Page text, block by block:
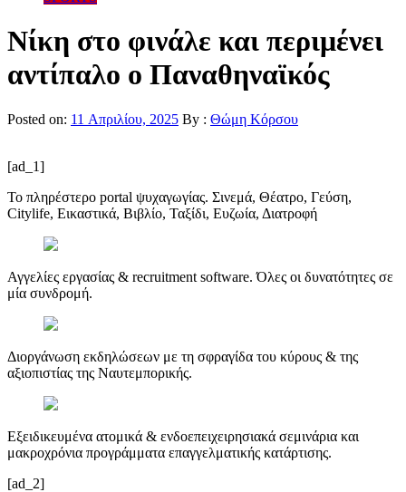
Νίκη στο φινάλε και περιμένει
αντίπαλο ο Παναθηναϊκός
Posted on: 11 Απριλίου, 2025 By : Θώμη Κόρσου
[ad_1]
Το πληρέστερο portal ψυχαγωγίας. Σινεμά, Θέατρο, Γεύση,
Citylife, Εικαστικά, Βιβλίο, Ταξίδι, Ευζωία, Διατροφή
Αγγελίες εργασίας & recruitment software. Όλες οι δυνατότητες σε
μία συνδρομή.
Διοργάνωση εκδηλώσεων με τη σφραγίδα του κύρους & της
αξιοπιστίας της Ναυτεμπορικής.
Εξειδικευμένα ατομικά & ενδοεπειχειρησιακά σεμινάρια και
μακροχρόνια προγράμματα επαγγελματικής κατάρτισης.
[ad_2]